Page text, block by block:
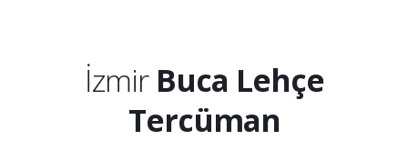
İzmir Buca Lehçe
Tercüman